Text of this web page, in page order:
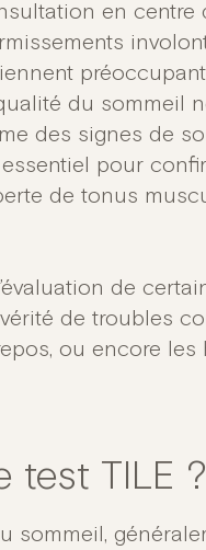
en
du sommeil
des signes de
pour
de tonus
de
de troubles
ou encore les
test TILE ?
sommeil,